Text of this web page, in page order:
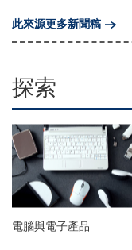
此來源更多新聞稿
探索
電腦與電子產品